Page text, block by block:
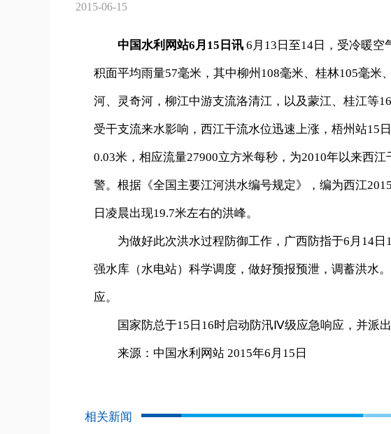
2015-06-15
中国水利网站6月15日讯 6月13日至14日，受冷暖
积面平均雨量57毫米，其中柳州108毫米、桂林105毫米
河、灵奇河，柳江中游支流洛清江，以及蒙江、桂江等
受干支流来水影响，西江干流水位迅速上涨，梧州站15
0.03米，相应流量27900立方米每秒，为2010年以来西
警。根据《全国主要江河洪水编号规定》，编为西江
日凌晨出现19.7米左右的洪峰。
为做好此次洪水过程防御工作，广西防指于6月14日
强水库（水电站）科学调度，做好预报预泄，调蓄洪水
应。
国家防总于15日16时启动防汛Ⅳ级应急响应，并派出
来源：中国水利网站 2015年6月15日
相关新闻